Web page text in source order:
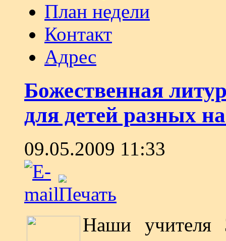
План недели
Контакт
Адрес
Божественная
для детей разных
09.05.2009 11:33
Наши учителя